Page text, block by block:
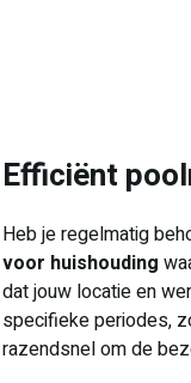
Efficiënt
Heb je regelmatig
voor huishouding
dat jouw locatie en
specifieke periodes,
razendsnel om de